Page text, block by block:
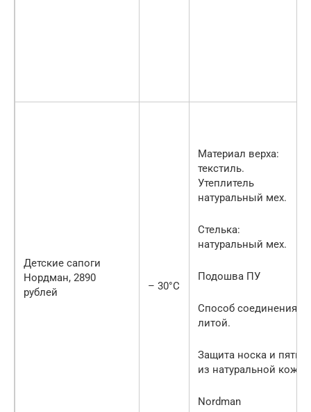
Детские сапоги
Нордман, 2890
рублей
– 30°С
Материал верха:
текстиль.
Утеплитель
натуральный мех.
Стелька:
натуральный мех.
Подошва ПУ
Способ соединения
литой.
Защита носка и пятки
из натуральной кожи.
Nordman